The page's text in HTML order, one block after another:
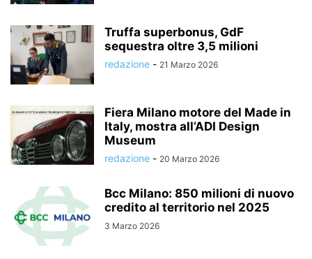
Truffa superbonus, GdF
sequestra oltre 3,5 milioni
redazione - 21 Marzo 2026
Fiera Milano motore del Made in
Italy, mostra all’ADI Design
Museum
redazione - 20 Marzo 2026
Bcc Milano: 850 milioni di nuovo
credito al territorio nel 2025
3 Marzo 2026